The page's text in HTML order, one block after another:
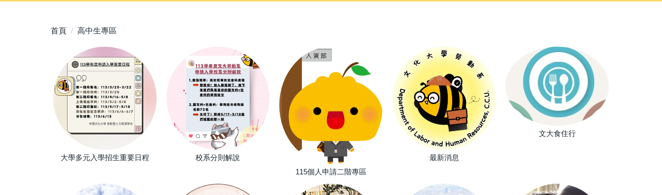
首頁 高中生專區
大學多元入學招生重要日程
校系分則解說
115個人申請二階專區
最新消息
文大食住行